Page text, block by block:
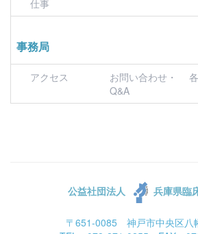
仕事
事務局
アクセス
お問い合わせ・
Q&A
公益社団法人 兵庫県臨
〒651-0085 神戸市中央区八